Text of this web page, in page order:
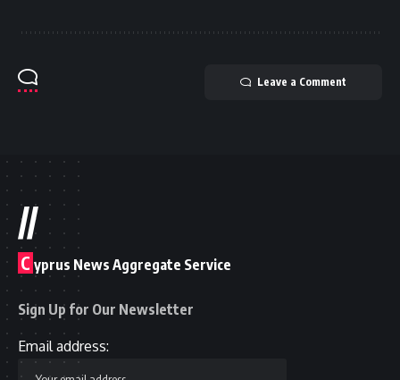
Leave a Comment
//
C yprus News Aggregate Service
Sign Up for Our Newsletter
Email address: